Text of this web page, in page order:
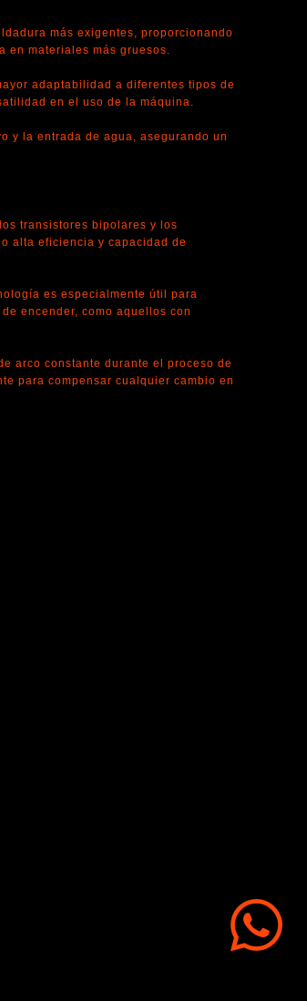
más exigentes, proporcionando
en materiales más gruesos.
adaptabilidad a diferentes tipos de
en el uso de la máquina.
y la entrada de agua, asegurando un
transistores bipolares y los
alta eficiencia y capacidad de
es especialmente útil para
encender, como aquellos con
arco constante durante el proceso de
para compensar cualquier cambio en